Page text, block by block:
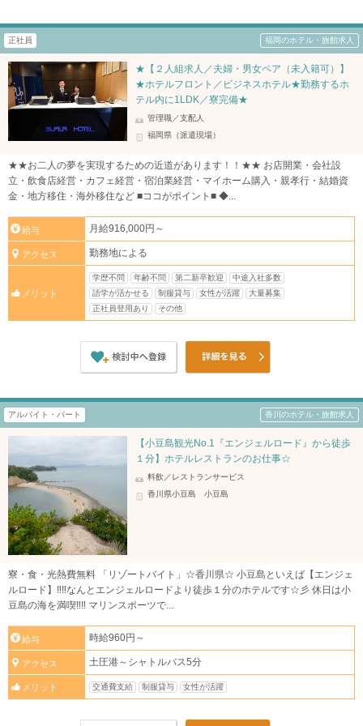
正社員 福岡のホテル・旅館求人
★【２人組求人／夫婦・男女ペア（未入籍可）】
★ホテルフロント／ビジネスホテル★勤務するホ
テル内に1LDK／寮完備★
管理職／支配人
福岡県（派遣現場）
★★お二人の夢を実現するための近道があります！！★★ お店開業・会社設
立・飲食店経営・カフェ経営・宿泊業経営・マイホーム購入・親孝行・結婚資
金・地方移住・海外移住など ■ココがポイント■ ◆...
給与 月給916,000円～
アクセス 勤務地による
メリット
学歴不問 年齢不問 第二新卒歓迎
中途入社多数
語学が活かせる
制服貸与 女性が活躍
大量募集
正社員登用あり
その他
アルバイト・パート 香川のホテル・旅館求人
【小豆島観光No.1『エンジェルロード』から徒歩
１分】ホテルレストランのお仕事☆
料飲／レストランサービス
香川県小豆島 小豆島
寮・食・光熱費無料 「リゾートバイト」☆香川県☆ 小豆島といえば【エンジェ
ルロード】‼‼なんとエンジェルロードより徒歩１分のホテルです☆彡 休日は小
豆島の海を満喫‼‼ マリンスポーツで...
給与 時給960円～
アクセス 土圧港～シャトルバス5分
メリット 交通費支給 制服貸与 女性が活躍